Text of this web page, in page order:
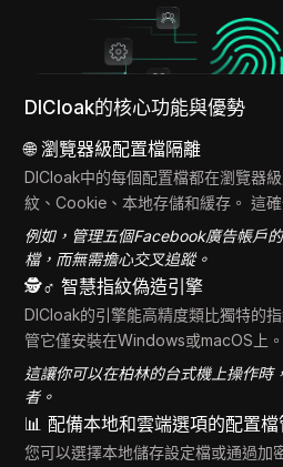
DICloak的核心功能與優勢
🌐 瀏覽器級配置檔隔離
DICloak中的每個配置檔都在瀏覽器
紋、Cookie、本地存儲和緩存。 這
例如，管理五個Facebook廣告帳戶
檔，而無需擔心交叉追蹤。
🕵️♂️ 智慧指紋偽造引擎
DICloak的引擎能高精度類比獨特的
管它僅安裝在Windows或macOS上。
這讓你可以在柏林的台式機上操作時
者。
📊 配備本地和雲端選項的配置檔
您可以選擇本地儲存設定檔或通過加